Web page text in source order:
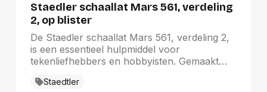
Staedler schaallat Mars 561, verdeling
2, op blister
De Staedler schaallat Mars 561, verdeling 2,
is een essentieel hulpmiddel voor
tekenliefhebbers en hobbyisten. Gemaakt
schaallat gekleurde groeven voor
Staedtler